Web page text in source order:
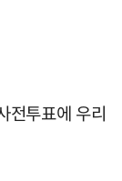
전투표에 우리